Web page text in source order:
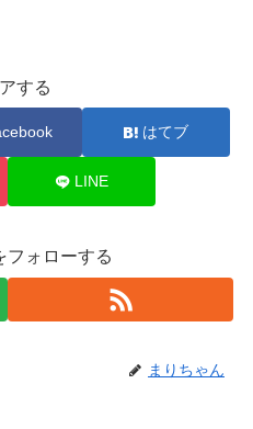
する
はてブ
LINE
フォローする
まりちゃん